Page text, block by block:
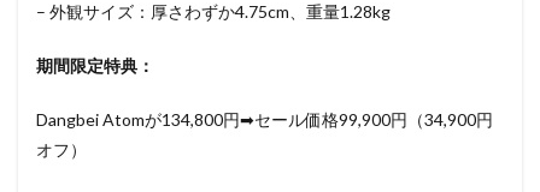
– 外観サイズ：厚さわずか4.75cm、重量1.28kg
期間限定特典：
DangbeiAtomが134,800円➡セール価格99,900円（34,900円
オフ）